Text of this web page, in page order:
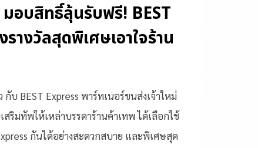
มอบสิทธิ์ลุ้นรับฟรี! BEST
างวัลสุดพิเศษเอาใจร้าน
บ BEST Express พาร์ทเนอร์ขนส่งเจ้าใหม่
สริมทัพให้เหล่าบรรดาร้านค้าเทพ ได้เลือกใช้
กันได้อย่างสะดวกสบาย และพิเศษสุด